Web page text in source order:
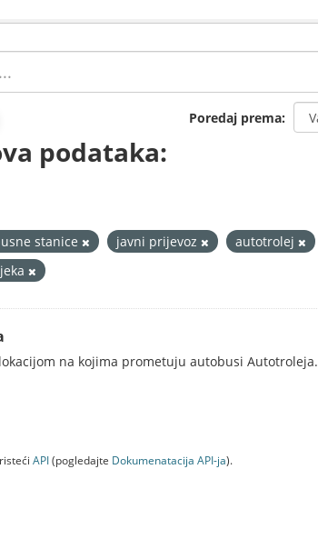
Poredaj prema
podataka:
stanice javni prijevoz autotrolej
na kojima prometuju autobusi Autotroleja.
API(pogledajte Dokumenаtаcijа API-jа).